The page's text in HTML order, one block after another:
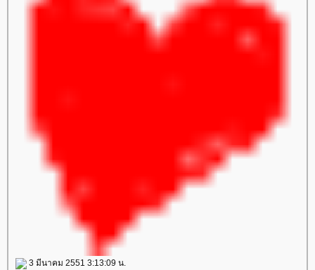
3 มีนาคม 2551 3:13:09 น.